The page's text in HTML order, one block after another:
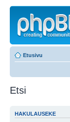
Etusivu
Etsi
HAKULAUSEKE